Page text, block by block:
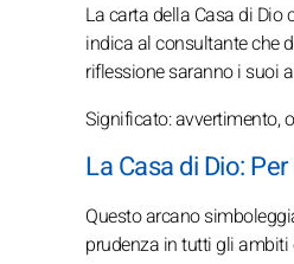
La carta della Casa di
indica al consultante che
riflessione saranno i suoi
Significato: avvertimento,
La Casa di Dio:
Questo arcano
prudenza in tutti gli